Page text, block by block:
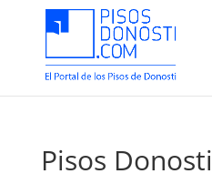
Pisos Donosti